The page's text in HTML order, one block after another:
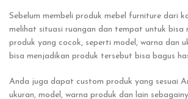
Sebelum membeli produk mebel furniture dari
melihat situasi ruangan dan tempat untuk bisa
produk yang cocok, seperti model, warna dan
bisa menjadikan produk tersebut bisa bagus
Anda juga dapat custom produk yang sesuai
ukuran, model, warna produk dan lain